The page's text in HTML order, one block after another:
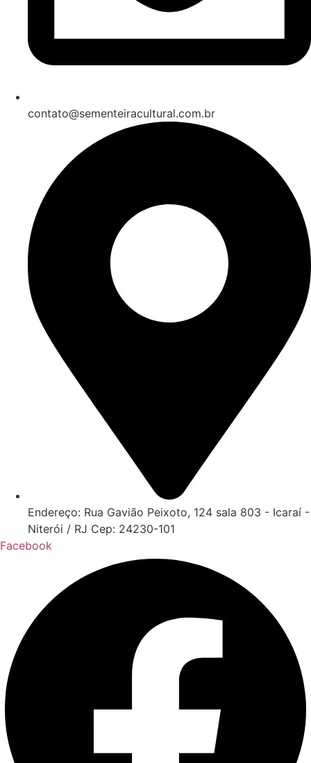
contato@sementeiracultural.com.br
Endereço: Rua Gavião Peixoto, 124 sala 803 - Icaraí -
Niterói / RJ Cep: 24230-101
Facebook